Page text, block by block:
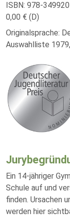
ISBN: 978-
0,00 € (D)
Originalsprache:
Auswahlliste
Ein 14-jähriger
Schule auf und
finden. Ursachen
werden hier